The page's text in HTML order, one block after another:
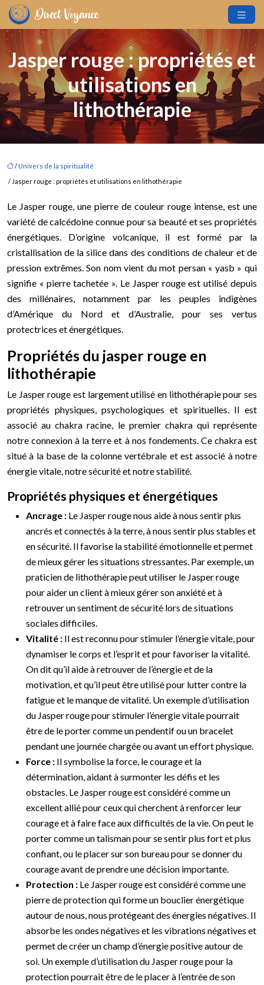
Jasper rouge : propriétés et
utilisations en
lithothérapie
/ Univers de la spiritualité
/ Jasper rouge : propriétés et utilisations en lithothérapie
Le Jasper rouge, une pierre de couleur rouge intense, est une
variété de calcédoine connue pour sa beauté et ses propriétés
énergétiques. D’origine volcanique, il est formé par la
cristallisation de la silice dans des conditions de chaleur et de
pression extrêmes. Son nom vient du mot persan « yasb » qui
signifie « pierre tachetée ». Le Jasper rouge est utilisé depuis
des millénaires, notamment par les peuples indigènes
d’Amérique du Nord et d’Australie, pour ses vertus
protectrices et énergétiques.
Propriétés du jasper rouge en
lithothérapie
Le Jasper rouge est largement utilisé en lithothérapie pour ses
propriétés physiques, psychologiques et spirituelles. Il est
associé au chakra racine, le premier chakra qui représente
notre connexion à la terre et à nos fondements. Ce chakra est
situé à la base de la colonne vertébrale et est associé à notre
énergie vitale, notre sécurité et notre stabilité.
Propriétés physiques et énergétiques
Ancrage : Le Jasper rouge nous aide à nous sentir plus
ancrés et connectés à la terre, à nous sentir plus stables et
en sécurité. Il favorise la stabilité émotionnelle et permet
de mieux gérer les situations stressantes. Par exemple, un
praticien de lithothérapie peut utiliser le Jasper rouge
pour aider un client à mieux gérer son anxiété et à
retrouver un sentiment de sécurité lors de situations
sociales difficiles.
Vitalité : Il est reconnu pour stimuler l’énergie vitale, pour
dynamiser le corps et l’esprit et pour favoriser la vitalité.
On dit qu’il aide à retrouver de l’énergie et de la
motivation, et qu’il peut être utilisé pour lutter contre la
fatigue et le manque de vitalité. Un exemple d’utilisation
du Jasper rouge pour stimuler l’énergie vitale pourrait
être de le porter comme un pendentif ou un bracelet
pendant une journée chargée ou avant un effort physique.
Force : Il symbolise la force, le courage et la
détermination, aidant à surmonter les défis et les
obstacles. Le Jasper rouge est considéré comme un
excellent allié pour ceux qui cherchent à renforcer leur
courage et à faire face aux difficultés de la vie. On peut le
porter comme un talisman pour se sentir plus fort et plus
confiant, ou le placer sur son bureau pour se donner du
courage avant de prendre une décision importante.
Protection : Le Jasper rouge est considéré comme une
pierre de protection qui forme un bouclier énergétique
autour de nous, nous protégeant des énergies négatives. Il
absorbe les ondes négatives et les vibrations négatives et
permet de créer un champ d’énergie positive autour de
soi. Un exemple d’utilisation du Jasper rouge pour la
protection pourrait être de le placer à l’entrée de son